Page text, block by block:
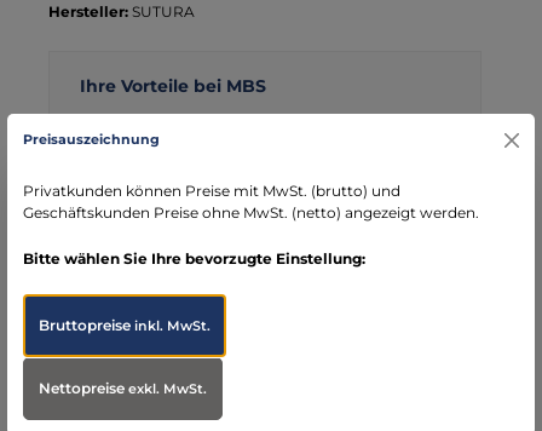
Hersteller: SUTURA
Ihre Vorteile bei MBS
DE)
seit über 15 Jahren kompetenter Partner im
Bereich Notfallmedizin
Beschreibung
Unsere Einsatzbekleidungssystem - nicht nur für Notärzte -
vereinigen passende Jacken, Hosen und entsprechendes
Preisauszeichnung
Privatkunden können Preise mit MwSt. (brutto) und
Geschäftskunden Preise ohne MwSt. (netto) angezeigt werden.
Bitte wählen Sie Ihre bevorzugte Einstellung:
Bruttopreiseinkl. MwSt.
Nettopreiseexkl. MwSt.